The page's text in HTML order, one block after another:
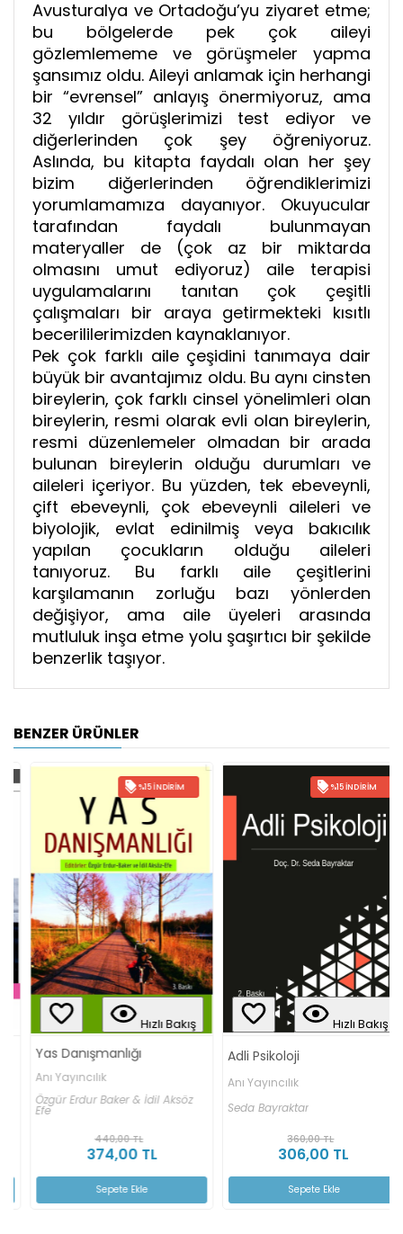
Avusturalya ve Ortadoğu’yu ziyaret etme;
bu bölgelerde pek çok aileyi
gözlemlememe ve görüşmeler yapma
şansımız oldu. Aileyi anlamak için herhangi
bir “evrensel” anlayış önermiyoruz, ama
32 yıldır görüşlerimizi test ediyor ve
diğerlerinden çok şey öğreniyoruz.
Aslında, bu kitapta faydalı olan her şey
bizim diğerlerinden öğrendiklerimizi
yorumlamamıza dayanıyor. Okuyucular
tarafından faydalı bulunmayan
materyaller de (çok az bir miktarda
olmasını umut ediyoruz) aile terapisi
uygulamalarını tanıtan çok çeşitli
çalışmaları bir araya getirmekteki kısıtlı
becerililerimizden kaynaklanıyor.
Pek çok farklı aile çeşidini tanımaya dair
büyük bir avantajımız oldu. Bu aynı cinsten
bireylerin, çok farklı cinsel yönelimleri olan
bireylerin, resmi olarak evli olan bireylerin,
resmi düzenlemeler olmadan bir arada
bulunan bireylerin olduğu durumları ve
aileleri içeriyor. Bu yüzden, tek ebeveynli,
çift ebeveynli, çok ebeveynli aileleri ve
biyolojik, evlat edinilmiş veya bakıcılık
yapılan çocukların olduğu aileleri
tanıyoruz. Bu farklı aile çeşitlerini
karşılamanın zorluğu bazı yönlerden
değişiyor, ama aile üyeleri arasında
mutluluk inşa etme yolu şaşırtıcı bir şekilde
benzerlik taşıyor.
BENZER ÜRÜNLER
%15 İNDIRIM
Hızlı Bakış
Yas Danışmanlığı
Anı Yayıncılık
Özgür Erdur Baker & İdil Aksöz
440,00 TL
374,00 TL
Sepete Ekle
%15 İNDIRIM
Hızlı Bakış
Adli Psikoloji
Anı Yayıncılık
Seda Bayraktar
360,00 TL
306,00 TL
Sepete Ekle